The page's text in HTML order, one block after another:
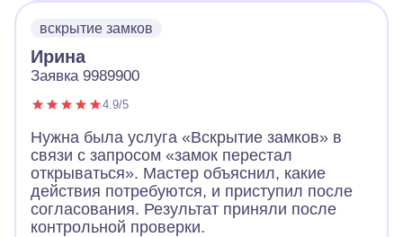
вскрытие замков
Ирина
Заявка 9989900
4.9/5
Нужна была услуга «Вскрытие замков» в
связи с запросом «замок перестал
открываться». Мастер объяснил, какие
действия потребуются, и приступил после
согласования. Результат приняли после
контрольной проверки.